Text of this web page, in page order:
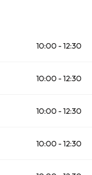
10:00 - 12:30
10:00 - 12:30
10:00 - 12:30
10:00 - 12:30